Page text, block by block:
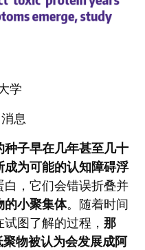
学
息
种子早在几年甚至几十
为可能的认知障碍浮
白，它们会错误折叠并
的小聚集体。随着时间
图了解的过程， 那
物被认为会发展成阿